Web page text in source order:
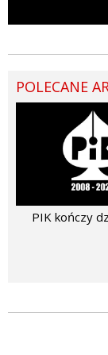
POLECANE
PIK kończy